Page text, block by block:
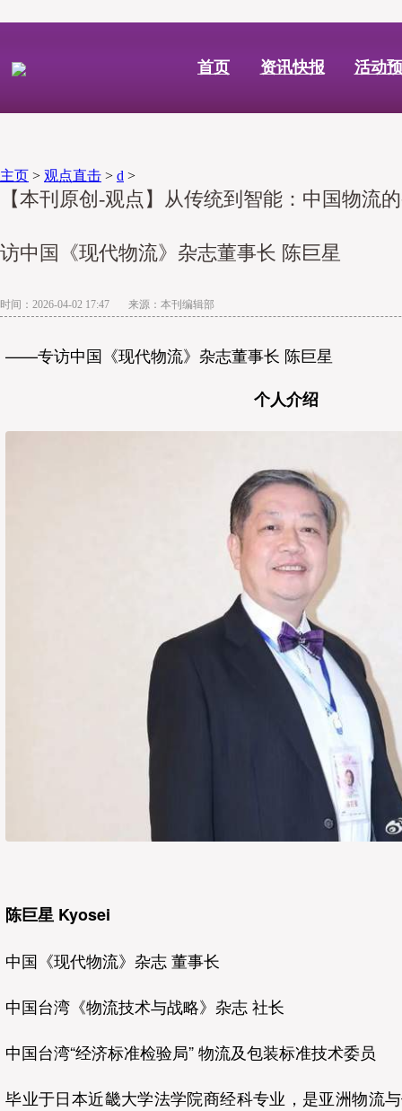
首页 资讯快报 活动
主页 > 观点直击 > d >
【本刊原创-观点】从传统到智能：中国物
访中国《现代物流》杂志董事长 陈巨星
时间：2026-04-02 17:47 来源：本刊编辑部
——专访中国《现代物流》杂志董事长 陈巨星
个人介绍
陈巨星 Kyosei
中国《现代物流》杂志 董事长
中国台湾《物流技术与战略》杂志 社长
中国台湾“经济标准检验局” 物流及包装标准技术委员
毕业于日本近畿大学法学院商经科专业，是亚洲物流